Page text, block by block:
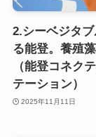
2.シーベジタ
る能登。養殖
（能登コネク
テーション）
2025年11月11日